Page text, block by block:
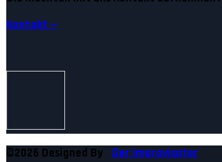
Kontakt —
©2026 Designed By Der Improvisator